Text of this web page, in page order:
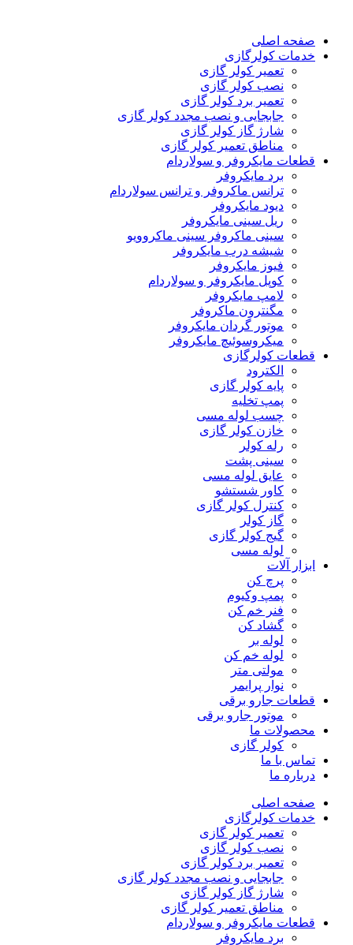
صفحه اصلی
خدمات کولرگازی
تعمیر کولر گازی
نصب کولر گازی
تعمیر برد کولر گازی
جابجایی و نصب مجدد کولر گازی
شارژ گاز کولر گازی
مناطق تعمیر کولر گازی
قطعات مایکروفر و سولاردام
برد مایکروفر
ترانس ماکروفر و ترانس سولاردام
دیود مایکروفر
ریل سینی مایکروفر
سینی ماکروفر سینی ماکروویو
شیشه درب مایکروفر
فیوز مایکروفر
کوپل مایکروفر و سولاردام
لامپ مایکروفر
مگنترون ماکروفر
موتور گردان مایکروفر
میکروسوئیچ مایکروفر
قطعات کولرگازی
الکترود
پایه کولر گازی
پمپ تخلیه
چسب لوله مسی
خازن کولر گازی
رله کولر
سینی پشت
عایق لوله مسی
کاور شستشو
کنترل کولر گازی
گاز کولر
گیج کولر گازی
لوله مسی
ابزار آلات
پرچ کن
پمپ وکیوم
فنر خم کن
گشاد کن
لوله بر
لوله خم کن
مولتی متر
نوار پرایمر
قطعات جارو برقی
موتور جارو برقی
محصولات ما
کولر گازی
تماس با ما
درباره ما
صفحه اصلی
خدمات کولرگازی
تعمیر کولر گازی
نصب کولر گازی
تعمیر برد کولر گازی
جابجایی و نصب مجدد کولر گازی
شارژ گاز کولر گازی
مناطق تعمیر کولر گازی
قطعات مایکروفر و سولاردام
برد مایکروفر